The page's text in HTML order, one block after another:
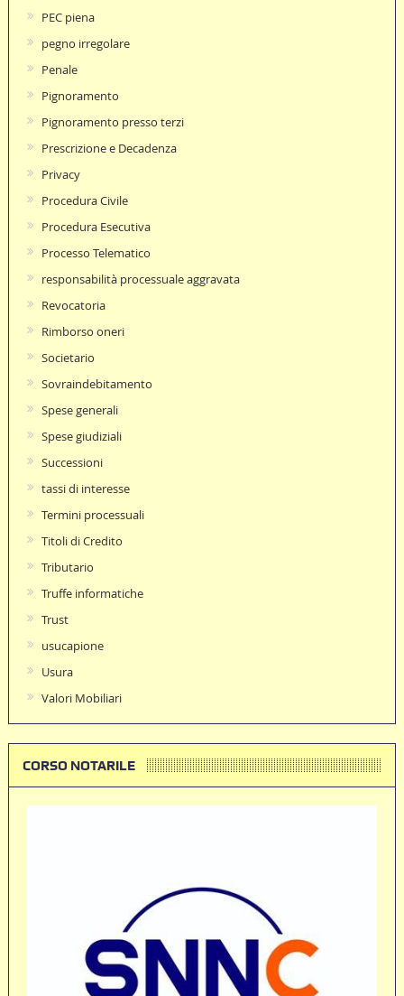
PEC piena
pegno irregolare
Penale
Pignoramento
Pignoramento presso terzi
Prescrizione e Decadenza
Privacy
Procedura Civile
Procedura Esecutiva
Processo Telematico
responsabilità processuale aggravata
Revocatoria
Rimborso oneri
Societario
Sovraindebitamento
Spese generali
Spese giudiziali
Successioni
tassi di interesse
Termini processuali
Titoli di Credito
Tributario
Truffe informatiche
Trust
usucapione
Usura
Valori Mobiliari
CORSO NOTARILE